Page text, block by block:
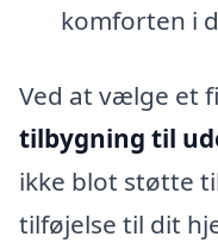
komforten i
Ved at vælge et
tilbygning til
ikke blot støtte
tilføjelse til dit